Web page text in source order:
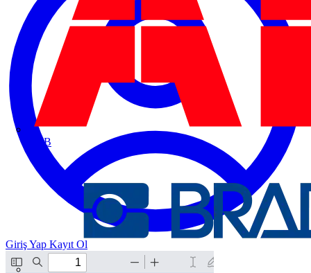
ABB
Giriş Yap Kayıt Ol